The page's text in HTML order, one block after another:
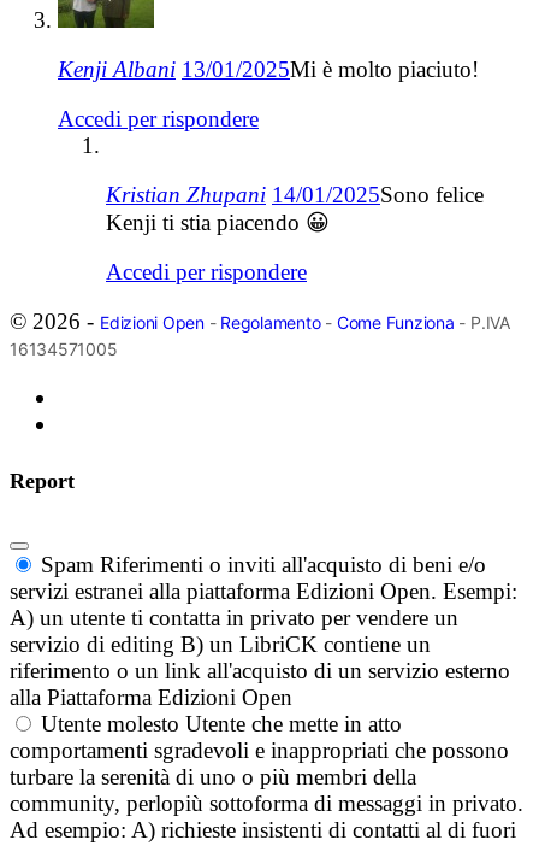
Kenji Albani 13/01/2025Mi è molto piaciuto!
Accedi per rispondere
Kristian Zhupani 14/01/2025Sono felice
Kenji ti stia piacendo 😀
Accedi per rispondere
© 2026 - Edizioni Open- Regolamento- Come Funziona - P.IVA
16134571005
Report
Spam Riferimenti o inviti all'acquisto di beni e/o
servizi estranei alla piattaforma Edizioni Open. Esempi:
A) un utente ti contatta in privato per vendere un
servizio di editing B) un LibriCK contiene un
riferimento o un link all'acquisto di un servizio esterno
alla Piattaforma Edizioni Open
Utente molesto Utente che mette in atto
comportamenti sgradevoli e inappropriati che possono
turbare la serenità di uno o più membri della
community, perlopiù sottoforma di messaggi in privato.
Ad esempio: A) richieste insistenti di contatti al di fuori